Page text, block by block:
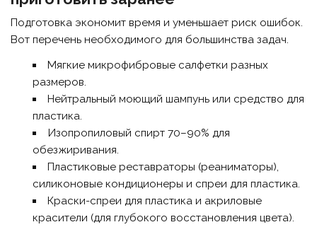
Подготовка экономит время и уменьшает риск ошибок.
Вот перечень необходимого для большинства задач.
Мягкие микрофибровые салфетки разных
размеров.
Нейтральный моющий шампунь или средство для
пластика.
Изопропиловый спирт 70–90% для
обезжиривания.
Пластиковые реставраторы (реаниматоры),
силиконовые кондиционеры и спреи для пластика.
Краски-спреи для пластика и акриловые
красители (для глубокого восстановления цвета).